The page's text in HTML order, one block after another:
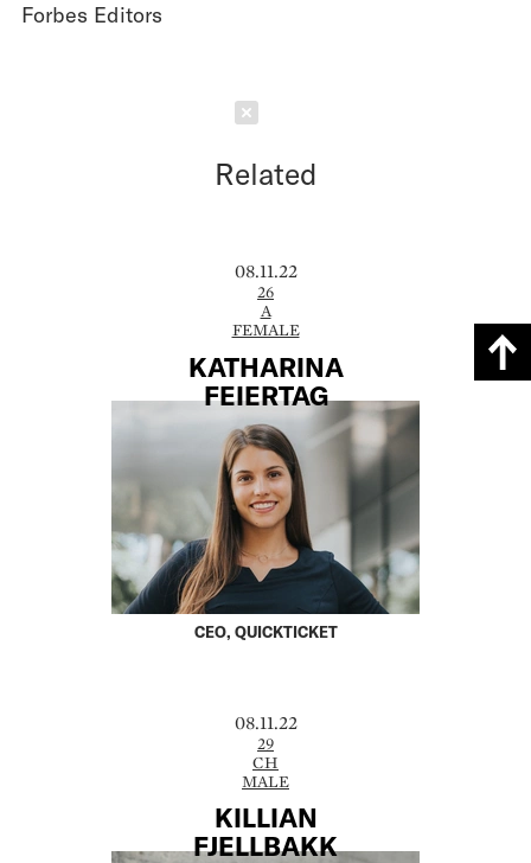
Forbes Editors
Related
08.11.22
26
A
FEMALE
KATHARINA
FEIERTAG
CEO, QUICKTICKET
08.11.22
29
CH
MALE
KILLIAN
FJELLBAKK